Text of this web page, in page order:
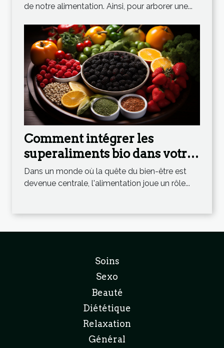
de notre alimentation. Ainsi, pour arborer une...
Comment intégrer les
superaliments bio dans votre
alimentation quotidienne
pour une meilleure santé
Dans un monde où la quête du bien-être est
devenue centrale, l'alimentation joue un rôle...
Soins
Sexo
Beauté
Diététique
Relaxation
Général